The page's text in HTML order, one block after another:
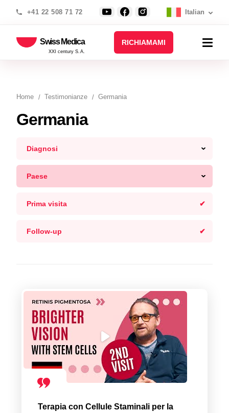
+41 22 508 71 72 Italian
Swiss Medica
XXI century S.A.
RICHIAMAMI
Home Testimonianze Germania
Germania
Diagnosi
Paese
Prima visita
Follow-up
Terapia con Cellule Staminali per la